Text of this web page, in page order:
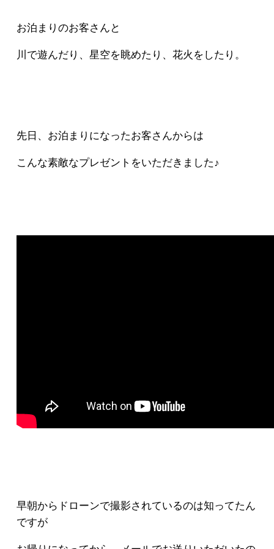
お泊まりのお客さんと
川で遊んだり、星空を眺めたり、花火をしたり。
先日、お泊まりになったお客さんからは
こんな素敵なプレゼントをいただきました♪
早朝からドローンで撮影されているのは知ってたん
ですが